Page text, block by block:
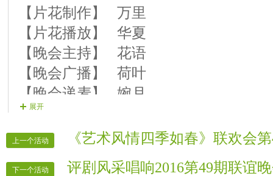
【片花制作】 万里
【片花播放】 华夏
【晚会主持】 花语
【晚会广播】 荷叶
【晚会递麦】 婉月
【晚会迎宾】 所有管理
展开
上一个活动 《艺术风情四季如春》联欢会
下一个活动 评剧风采唱响2016第49期联谊